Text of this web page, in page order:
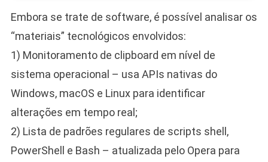
Embora se trate de software, é possível analisar os
“materiais” tecnológicos envolvidos:
1) Monitoramento de clipboard em nível de
sistema operacional – usa APIs nativas do
Windows, macOS e Linux para identificar
alterações em tempo real;
2) Lista de padrões regulares de scripts shell,
PowerShell e Bash – atualizada pelo Opera para